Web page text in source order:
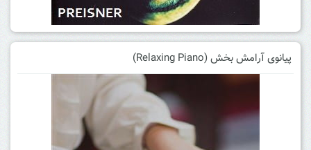
پیانوی آرامش بخش (Relaxing Piano)